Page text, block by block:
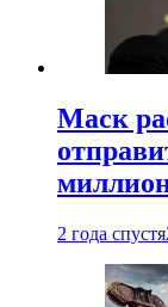
Маск
2 года спустя